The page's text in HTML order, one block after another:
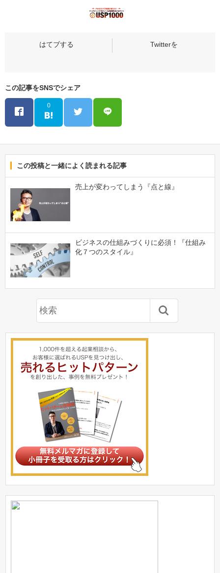
この記事をSNSでシェア
0
この投稿と一緒によく読まれる記事
売上が変わってしまう『点と線』
ビジネスの仕組みづくりに必須！『仕組み
化７つのスタイル』